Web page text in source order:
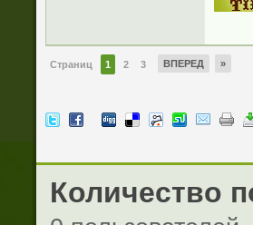
Страниц 1 2 3 ВПЕРЕД »
Количество